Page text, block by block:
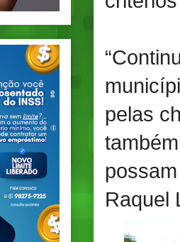
pelas
Raquel